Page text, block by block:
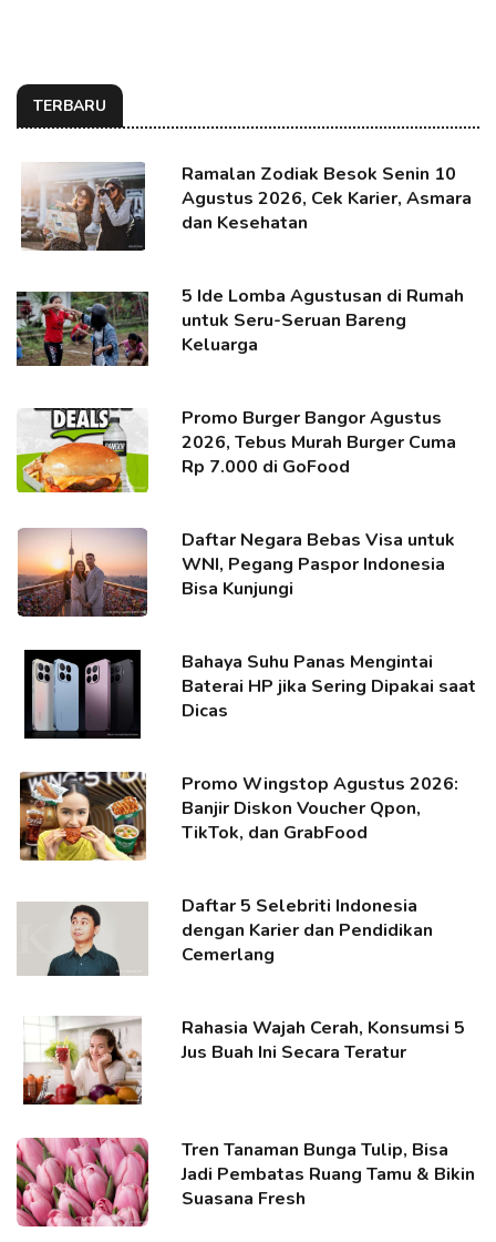
TERBARU
Ramalan Zodiak Besok Senin 10
Agustus 2026, Cek Karier, Asmara
dan Kesehatan
5 Ide Lomba Agustusan di Rumah
untuk Seru-Seruan Bareng
Keluarga
Promo Burger Bangor Agustus
2026, Tebus Murah Burger Cuma
Rp 7.000 di GoFood
Daftar Negara Bebas Visa untuk
WNI, Pegang Paspor Indonesia
Bisa Kunjungi
Bahaya Suhu Panas Mengintai
Baterai HP jika Sering Dipakai saat
Dicas
Promo Wingstop Agustus 2026:
Banjir Diskon Voucher Qpon,
TikTok, dan GrabFood
Daftar 5 Selebriti Indonesia
dengan Karier dan Pendidikan
Cemerlang
Rahasia Wajah Cerah, Konsumsi 5
Jus Buah Ini Secara Teratur
Tren Tanaman Bunga Tulip, Bisa
Jadi Pembatas Ruang Tamu & Bikin
Suasana Fresh